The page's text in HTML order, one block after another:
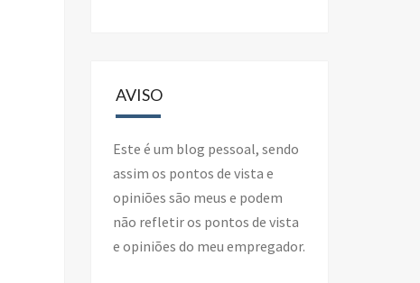
AVISO
Este é um blog pessoal, sendo
assim os pontos de vista e
opiniões são meus e podem
não refletir os pontos de vista
e opiniões do meu empregador.